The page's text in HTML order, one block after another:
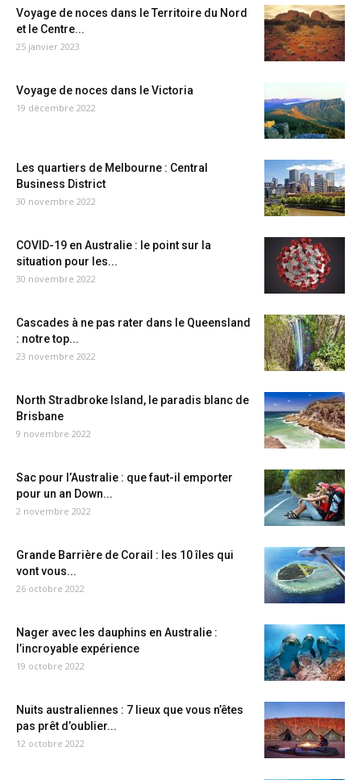
Voyage de noces dans le Territoire du Nord
et le Centre...
25 janvier 2023
Voyage de noces dans le Victoria
19 décembre 2022
Les quartiers de Melbourne : Central
Business District
30 novembre 2022
COVID-19 en Australie : le point sur la
situation pour les...
30 novembre 2022
Cascades à ne pas rater dans le Queensland
: notre top...
23 novembre 2022
North Stradbroke Island, le paradis blanc de
Brisbane
9 novembre 2022
Sac pour l’Australie : que faut-il emporter
pour un an Down...
2 novembre 2022
Grande Barrière de Corail : les 10 îles qui
vont vous...
26 octobre 2022
Nager avec les dauphins en Australie :
l’incroyable expérience
19 octobre 2022
Nuits australiennes : 7 lieux que vous n’êtes
pas prêt d’oublier...
12 octobre 2022